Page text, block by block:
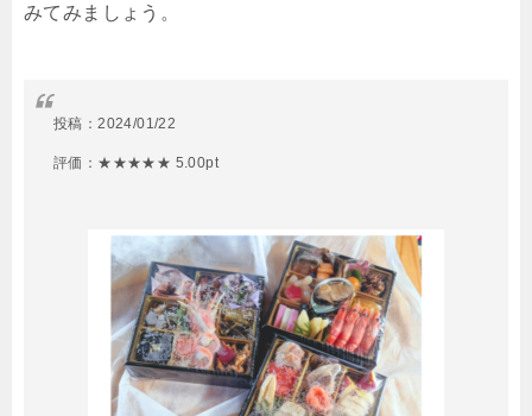
みてみましょう。
投稿：2024/01/22
評価：★★★★★ 5.00pt